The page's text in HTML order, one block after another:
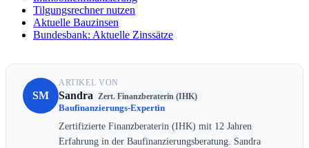
Tilgungsrechner nutzen
Aktuelle Bauzinsen
Bundesbank: Aktuelle Zinssätze
SM
ARTIKEL VON
Sandra Zert. Finanzberaterin (IHK)
Baufinanzierungs-Expertin
Zertifizierte Finanzberaterin (IHK) mit 12 Jahren
Erfahrung in der Baufinanzierungsberatung. Sandra